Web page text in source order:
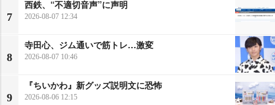
7
西鉄、“不適切音声”に声明
2026-08-07 12:34
8
寺田心、ジム通いで筋トレ…激変
2026-08-07 10:46
9
『ちいかわ』新グッズ説明文に恐怖
2026-08-06 12:15